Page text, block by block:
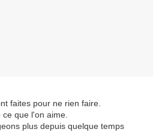
faites pour ne rien faire.
ce que l'on aime.
plus depuis quelque temps